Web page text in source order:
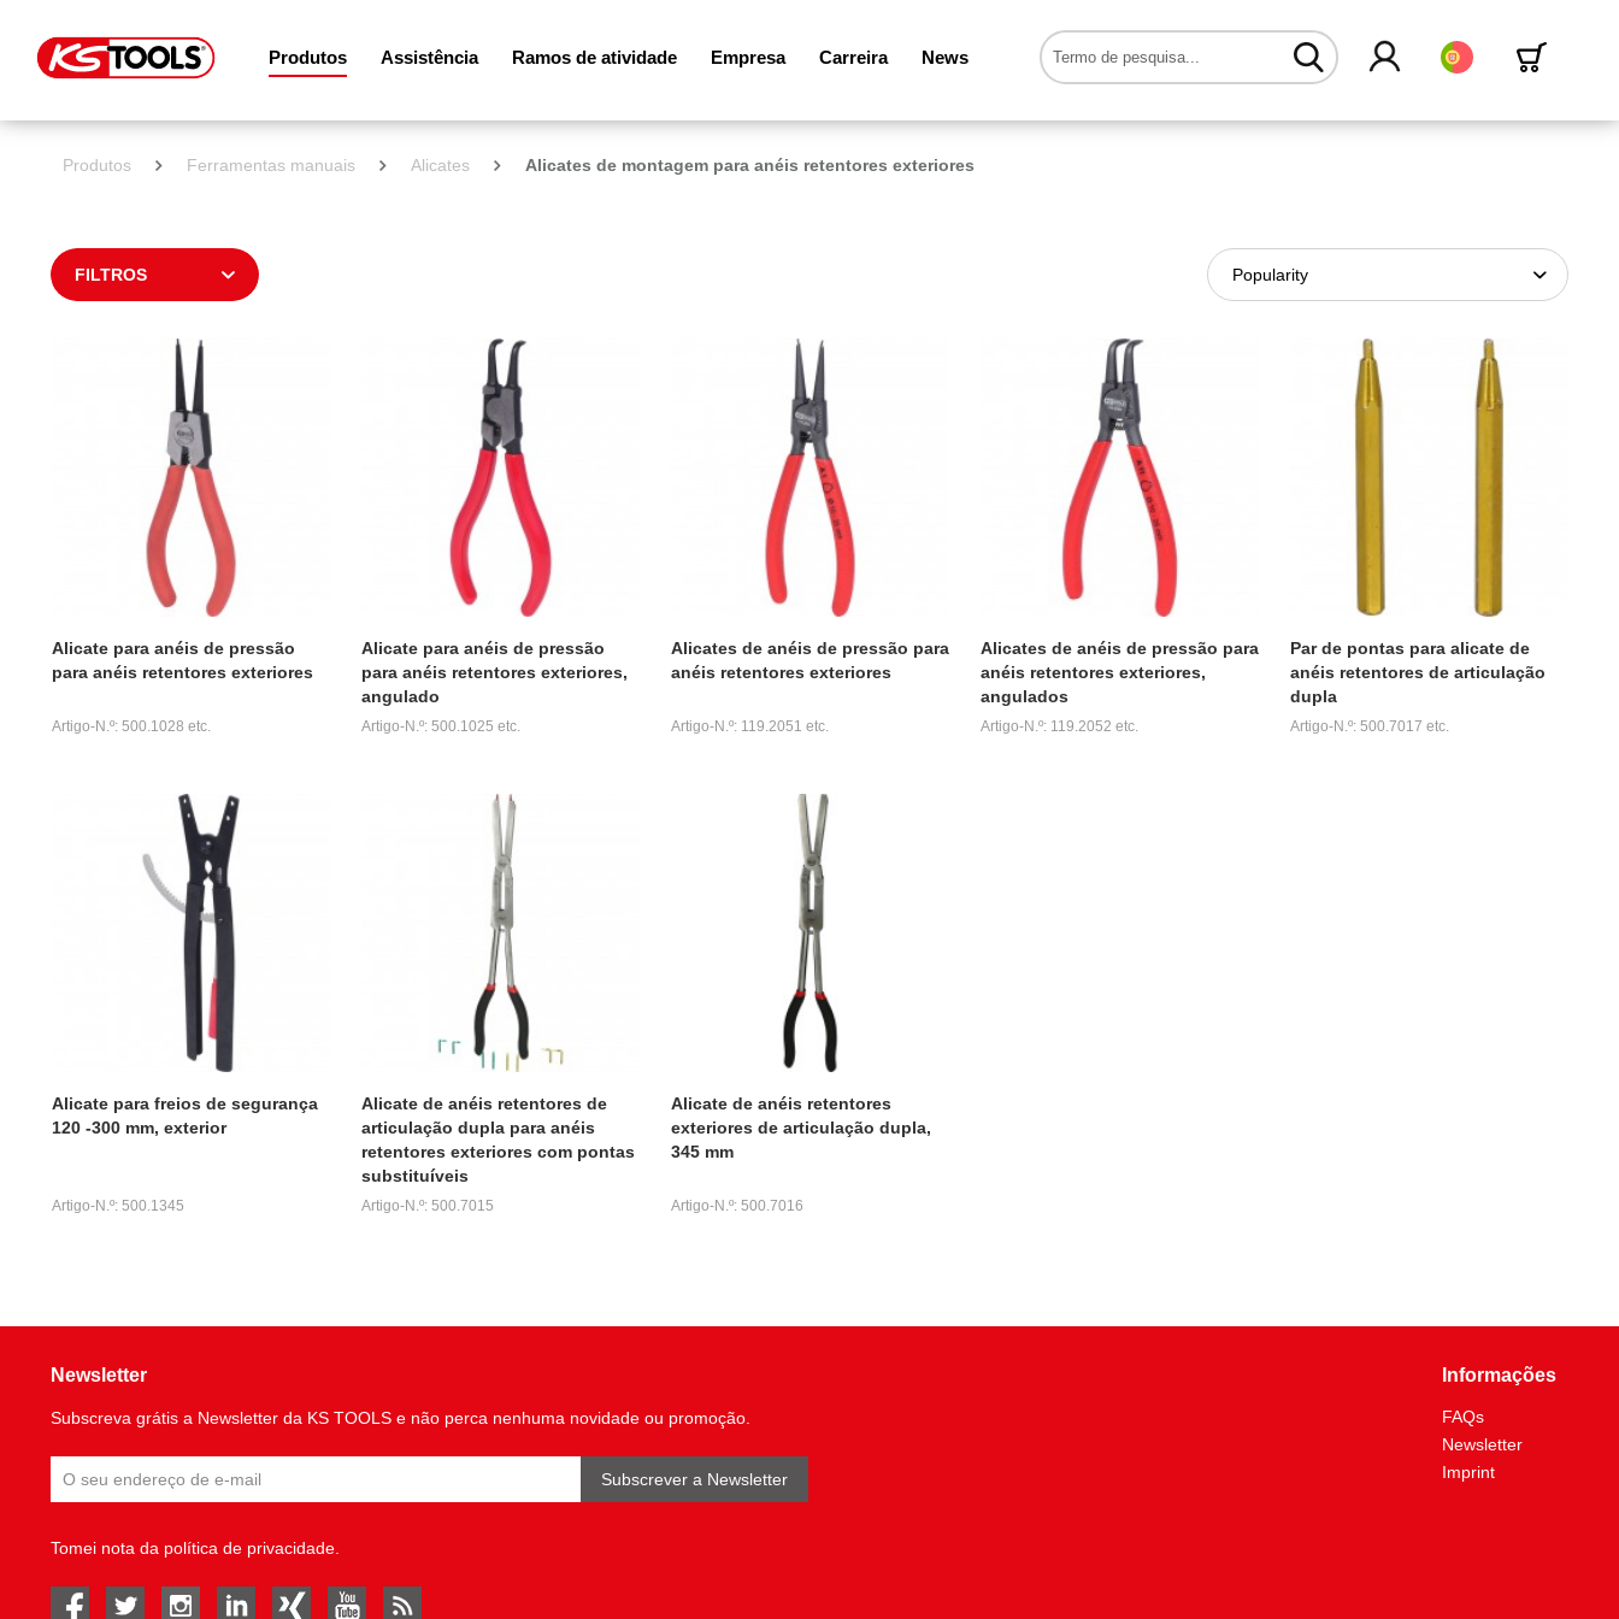
Produtos Assistência Ramos de atividade Empresa Carreira News Português
Produtos Ferramentas manuais Alicates Alicates de montagem para anéis retentores exteriores
FILTROS
Alicate para anéis de pressão
para anéis retentores exteriores
Artigo-N.º: 500.1028 etc.
Alicate para anéis de pressão
para anéis retentores exteriores,
angulado
Artigo-N.º: 500.1025 etc.
Alicates de anéis de pressão para
anéis retentores exteriores
Artigo-N.º: 119.2051 etc.
Alicates de anéis de pressão para
anéis retentores exteriores,
angulados
Artigo-N.º: 119.2052 etc.
Par de pontas para alicate de
anéis retentores de articulação
dupla
Artigo-N.º: 500.7017 etc.
Alicate para freios de segurança
120 -300 mm, exterior
Artigo-N.º: 500.1345
Alicate de anéis retentores de
articulação dupla para anéis
retentores exteriores com pontas
substituíveis
Artigo-N.º: 500.7015
Alicate de anéis retentores
exteriores de articulação dupla,
345 mm
Artigo-N.º: 500.7016
Newsletter
Subscreva grátis a Newsletter da KS TOOLS e não perca nenhuma novidade ou promoção.
Subscrever a Newsletter
Tomei nota da política de privacidade
facebook twitter instagramlinked in Xing youtube
Informações
FAQs
Newsletter
Imprint